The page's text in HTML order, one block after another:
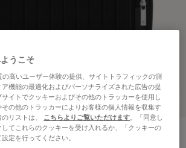
3Dビューで見る
ャンバス
パック ラージ
うこそ
の高いユーザー体験の提供、サイトトラフィックの測
機能の最適化およびパーソナライズされた広告の提
イトでクッキーおよびその他のトラッカーを使用し
の他のトラッカーによりお客様の個人情報を収集す
リストは、 こちらよりご覧いただけます。「同意し
てこれらのクッキーを受け入れるか、「クッキーの
定を行ってください。